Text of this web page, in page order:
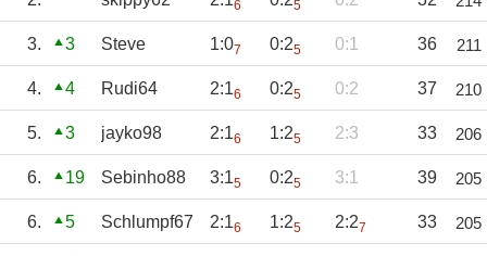
6 5
3. 3 Steve 1:07 0:25 0:1 36 211
4. 4 Rudi64 2:16 0:25 0:2 37 210
5. 3 jayko98 2:16 1:25 2:3 33 206
6. 19 Sebinho88 3:15 0:25 3:1 39 205
6. 5 Schlumpf67 2:16 1:25 2:27 33 205